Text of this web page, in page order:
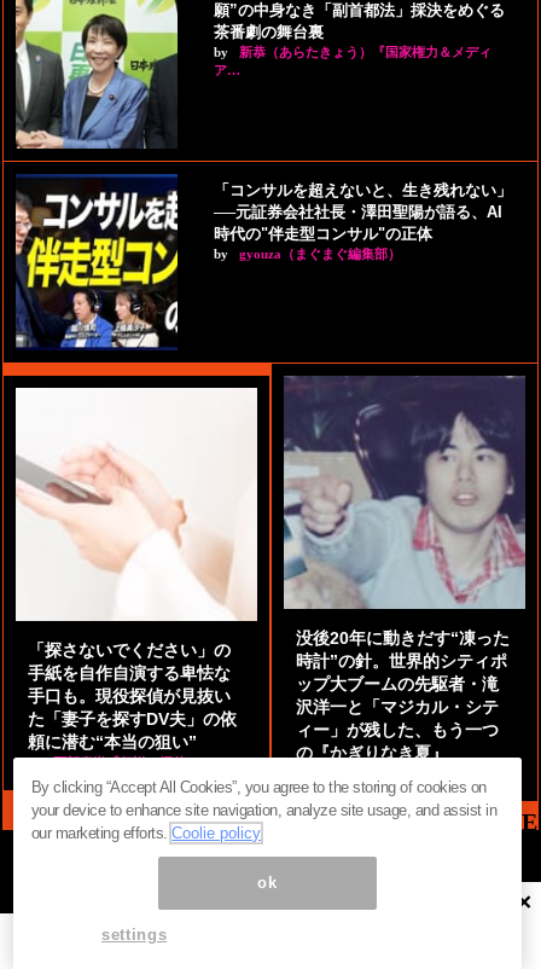
願”の中身なき「副首都法」採決をめぐる
茶番劇の舞台裏
by
新恭（あらたきょう）『国家権力＆メディ
ア…
「コンサルを超えないと、生き残れない」
──元証券会社社長・澤田聖陽が語る、AI
時代の"伴走型コンサル"の正体
by gyouza（まぐまぐ編集部）
「探さないでください」の
手紙を自作自演する卑怯な
手口も。現役探偵が見抜い
た「妻子を探すDV夫」の依
頼に潜む“本当の狙い”
by 阿部泰尚『伝説の探偵』
没後20年に動きだす“凍った
時計”の針。世界的シティポ
ップ大ブームの先駆者・滝
沢洋一と「マジカル・シテ
ィー」が残した、もう一つ
の『かぎりなき夏』
MAG2 NEWS HEADLINE
ページ内の商標は全て商標権者に属します。無断転載を禁じます。 ©
まぐまぐ！
×
By clicking “Accept All Cookies”, you agree to the storing of cookies on
your device to enhance site navigation, analyze site usage, and assist in
our marketing efforts.Coolie policy
ok
settings